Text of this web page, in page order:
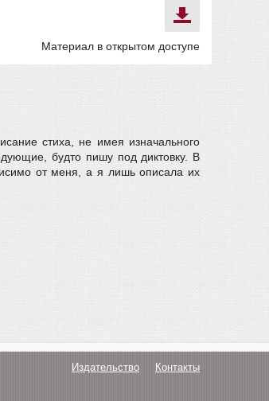
Материал в открытом доступе
стиха, не имея изначального
будто пишу под диктовку. В
от меня, а я лишь описала их
Издательство Контакты